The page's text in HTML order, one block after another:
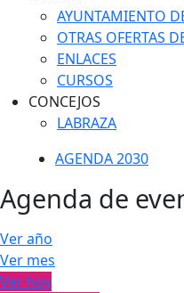
AYUNTAMIENTO
OTRAS OFERTAS
ENLACES
CURSOS
CONCEJOS
LABRAZA
AGENDA 2030
Agenda de
Ver año
Ver mes
Ver hoy